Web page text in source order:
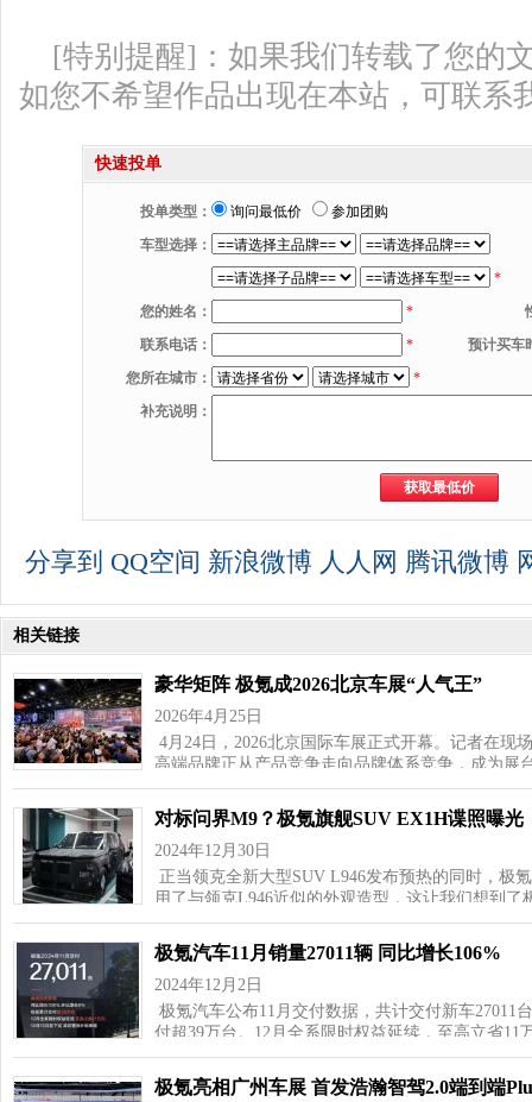
[特别提醒]：如果我们转载了您的
如您不希望作品出现在本站，可联系
快速投单
投单类型： 询问最低价
参加团购
车型选择：
*
您的姓名：
*
联系电话：
*
预计买车
您所在城市：
*
补充说明：
分享到 QQ空间 新浪微博 人人网 腾讯微博
相关链接
豪华矩阵 极氪成2026北京车展“人气王”
2026年4月25日
4月24日，2026北京国际车展正式开幕。记者在现
高端品牌正从产品竞争走向品牌体系竞争，成为展
对标问界M9？极氪旗舰SUV EX1H谍照曝光
2024年12月30日
正当领克全新大型SUV L946发布预热的同时，极
用了与领克L946近似的外观造型，这让我们想到
极氪汽车11月销量27011辆 同比增长106%
2024年12月2日
极氪汽车公布11月交付数据，共计交付新车27011
付超39万台。12月全系限时权益延续，至高立省11
极氪亮相广州车展 首发浩瀚智驾2.0端到端